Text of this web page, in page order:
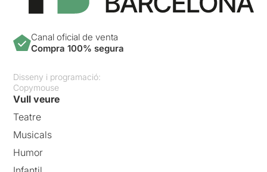
Canal oficial de venta
Compra 100% segura
Disseny i programació:
Copymouse
Vull veure
Teatre
Musicals
Humor